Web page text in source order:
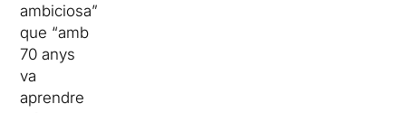
ambiciosa”
que “amb
70 anys
va
aprendre